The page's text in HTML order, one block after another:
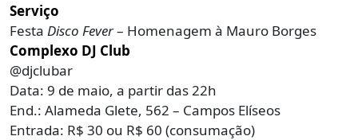
Serviço
Festa Disco Fever– Homenagem à Mauro Borges
Complexo DJ Club
@djclubar
Data: 9 de maio, a partir das 22h
End.: Alameda Glete, 562 – Campos Elíseos
Entrada: R$ 30 ou R$ 60 (consumação)